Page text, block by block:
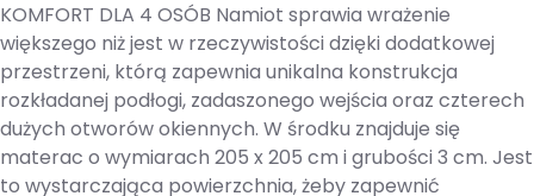
KOMFORT DLA 4 OSÓB Namiot sprawia wrażenie
większego niż jest w rzeczywistości dzięki dodatkowej
przestrzeni, którą zapewnia unikalna konstrukcja
rozkładanej podłogi, zadaszonego wejścia oraz czterech
dużych otworów okiennych. W środku znajduje się
materac o wymiarach 205 x 205 cm i grubości 3 cm. Jest
to wystarczająca powierzchnia, żeby zapewnić